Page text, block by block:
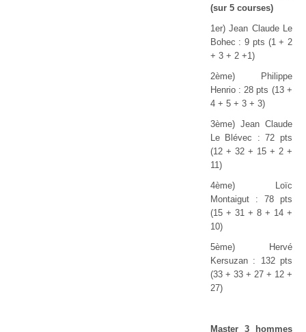
(sur 5 courses)
1er) Jean Claude Le
Bohec : 9 pts (1 + 2
+ 3 + 2 +1)
2ème) Philippe
Henrio : 28 pts (13 +
4 + 5 + 3 + 3)
3ème) Jean Claude
Le Blévec : 72 pts
(12 + 32 + 15 + 2 +
11)
4ème) Loïc
Montaigut : 78 pts
(15 + 31 + 8 + 14 +
10)
5ème) Hervé
Kersuzan : 132 pts
(33 + 33 + 27 + 12 +
27)
Master 3 hommes